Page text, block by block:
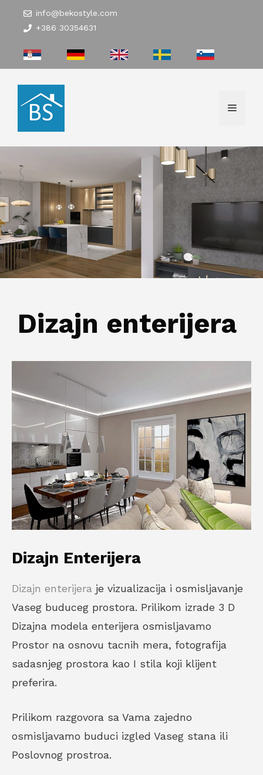
info@bekostyle.com
+386 30354631
Menu
Dizajn enterijera
Dizajn Enterijera
Dizajn enterijera je vizualizacija i osmisljavanje
Vaseg buduceg prostora. Prilikom izrade 3 D
Dizajna modela enterijera osmisljavamo
Prostor na osnovu tacnih mera, fotografija
sadasnjeg prostora kao I stila koji klijent
preferira.
Prilikom razgovora sa Vama zajedno
osmisljavamo buduci izgled Vaseg stana ili
Poslovnog prostroa.